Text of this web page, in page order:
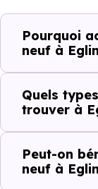
commerces, 0
scolaires. Des
autant
dans la commune.
Combien
(68720) ?
Pourquoi
neuf à
Quels
trouver à
Peut-on
neuf à